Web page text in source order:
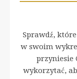
Sprawdź,
w swoim
przyniesie
wykorzytać,